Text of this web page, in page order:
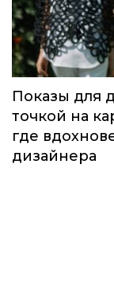
Показы для
точкой на
где
дизайнера